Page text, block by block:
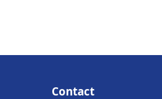
Contact